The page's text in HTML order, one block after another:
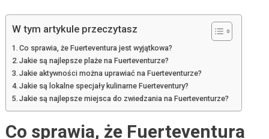
W tym artykule przeczytasz
Co sprawia, że Fuerteventura jest wyjątkowa?
Jakie są najlepsze plaże na Fuerteventurze?
Jakie aktywności można uprawiać na Fuerteventurze?
Jakie są lokalne specjały kulinarne Fuerteventury?
Jakie są najlepsze miejsca do zwiedzania na Fuerteventurze?
Co sprawia, że Fuerteventura